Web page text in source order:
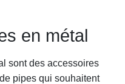
en métal
sont des accessoires
pipes qui souhaitent